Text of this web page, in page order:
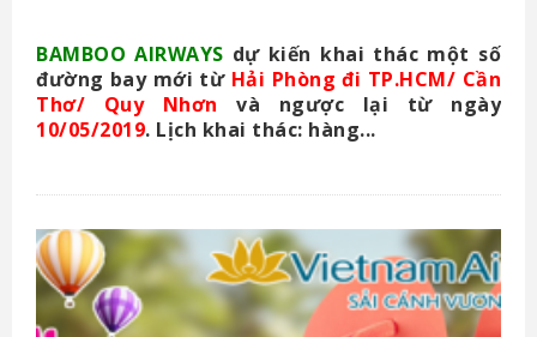
BAMBOO AIRWAYS dự kiến khai thác một số
đường bay mới từ Hải Phòng đi TP.HCM/ Cần
Thơ/ Quy Nhơn và ngược lại từ ngày
10/05/2019. Lịch khai thác: hàng...